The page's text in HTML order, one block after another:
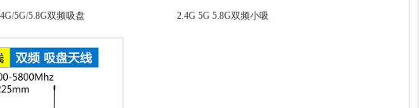
5G/5.8G双频吸盘 2.4G 5G 5.8G双频小吸